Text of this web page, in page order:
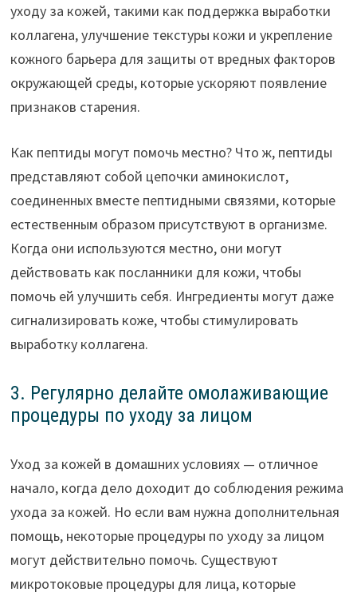
уходу за кожей, такими как поддержка выработки
коллагена, улучшение текстуры кожи и укрепление
кожного барьера для защиты от вредных факторов
окружающей среды, которые ускоряют появление
признаков старения.
Как пептиды могут помочь местно? Что ж, пептиды
представляют собой цепочки аминокислот,
соединенных вместе пептидными связями, которые
естественным образом присутствуют в организме.
Когда они используются местно, они могут
действовать как посланники для кожи, чтобы
помочь ей улучшить себя. Ингредиенты могут даже
сигнализировать коже, чтобы стимулировать
выработку коллагена.
3. Регулярно делайте омолаживающие
процедуры по уходу за лицом
Уход за кожей в домашних условиях — отличное
начало, когда дело доходит до соблюдения режима
ухода за кожей. Но если вам нужна дополнительная
помощь, некоторые процедуры по уходу за лицом
могут действительно помочь. Существуют
микротоковые процедуры для лица, которые